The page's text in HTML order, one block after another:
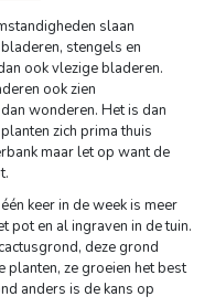
slaan
stengels en
ook vlezige bladeren.
ook zien
wonderen. Het is dan
zich prima thuis
maar let op want de
keer in de week is meer
pot en al ingraven in de tuin.
deze grond
planten, ze groeien het best
anders is de kans op